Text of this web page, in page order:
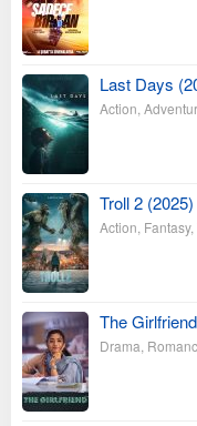
Last Days
Action
Troll 2
Action Fantasy,
The
Drama